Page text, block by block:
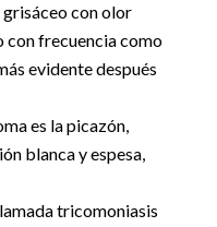
con olor
con frecuencia como
evidente después
es la picazón,
blanca y espesa,
tricomoniasis